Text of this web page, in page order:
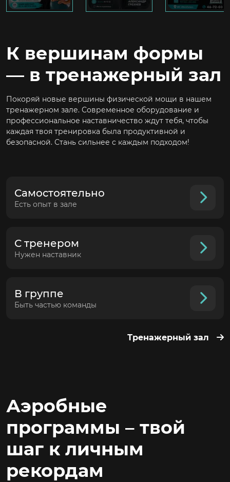
К вершинам формы
— в тренажерный зал
Покоряй новые вершины физической мощи в нашем
тренажерном зале. Современное оборудование и
профессиональное наставничество ждут тебя, чтобы
каждая твоя тренировка была продуктивной и
безопасной. Стань сильнее с каждым подходом!
Самостоятельно
Есть опыт в зале
С тренером
Нужен наставник
В группе
Быть частью команды
Тренажерный зал
Аэробные
программы – твой
шаг к личным
рекордам